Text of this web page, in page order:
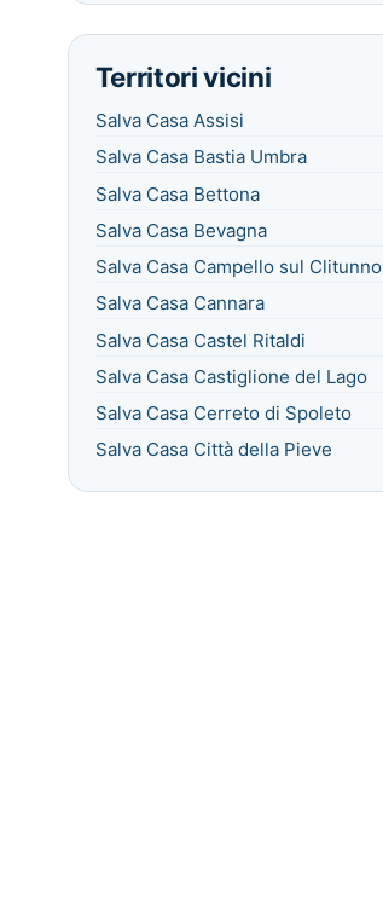
Territori vicini
Salva Casa Assisi
Salva Casa Bastia Umbra
Salva Casa Bettona
Salva Casa Bevagna
Salva Casa Campello sul Clitunno
Salva Casa Cannara
Salva Casa Castel Ritaldi
Salva Casa Castiglione del Lago
Salva Casa Cerreto di Spoleto
Salva Casa Città della Pieve